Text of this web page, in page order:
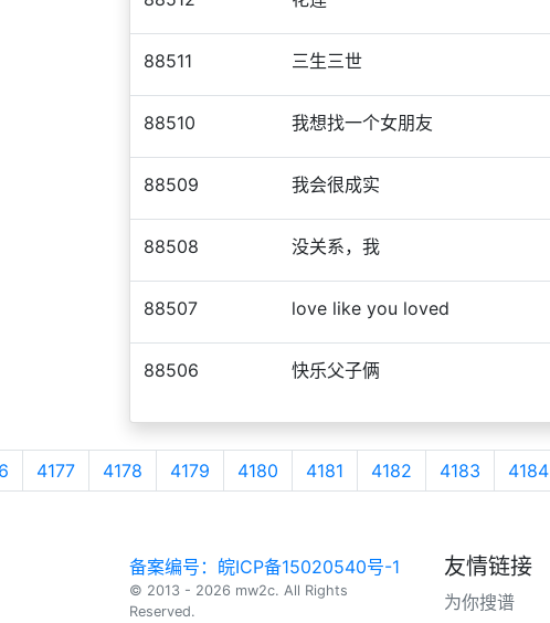
88511 三生三世
88510 我想找一个女朋友
88509 我会很成实
88508 没关系，我
88507 love like you loved
88506 快乐父子俩
4177 4178 4179 4180 4181 4182 4183 4184
备案编号：皖ICP备15020540号-1
© 2013 - 2026 mw2c. All Rights
Reserved.
友情链接
为你搜谱